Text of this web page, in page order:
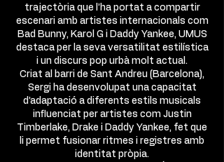
trajectòria que l’ha portat a compartir
escenari amb artistes internacionals com
Bad Bunny, Karol G i Daddy Yankee, UMUS
destaca per la seva versatilitat estilística
i un discurs pop urbà molt actual.
Criat al barri de Sant Andreu (Barcelona),
Sergi ha desenvolupat una capacitat
d’adaptació a diferents estils musicals
influenciat per artistes com Justin
Timberlake, Drake i Daddy Yankee, fet que
li permet fusionar ritmes i registres amb
identitat pròpia.